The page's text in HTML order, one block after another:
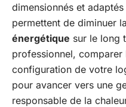
dimensionnés et
permettent de diminuer la
énergétique sur le long
professionnel,
configuration de votre
pour avancer vers une
responsable de la